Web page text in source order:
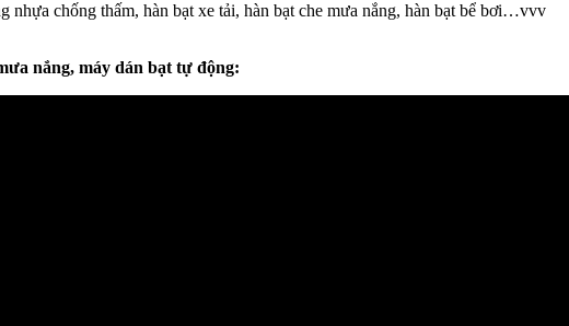
nhựa chống thấm, hàn bạt xe tải, hàn bạt che mưa nắng, hàn bạt bể bơi…vvv
nắng, máy dán bạt tự động: